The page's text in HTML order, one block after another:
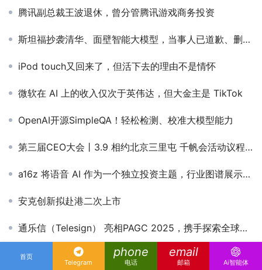
腾讯副总裁王波退休，曾分管腾讯游戏商务投资
斯坦福抄袭清华、面壁智能大模型，当事人已道歉、删项目
iPod touch又回来了，但活下去的理由不是情怀
微软在 AI 上的收入仅次于英伟达，但大金主是 TikTok
OpenAI开源SimpleQA！轻松检测、校准大模型能力
第三届CEO大会丨3.9 相约北京三里屯 千帆会活动议程公布
a16z 将语音 AI 作为一个独立投资主题，行业图谱展示投资机会
安克创新拟赴港二次上市
通乐信（Telesign） 亮相PAGC 2025，携手探索全球增长新航道
印度游戏行业欲在2021年冲向全球市场
首页
Telegram
phone
电话
email
邮箱 Ai智能体